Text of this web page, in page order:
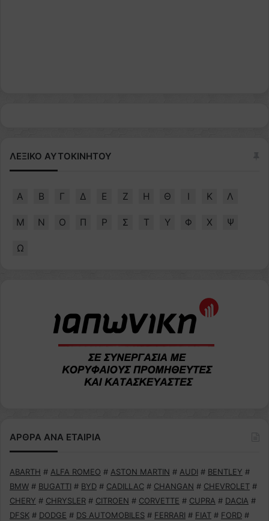
ΛΕΞΙΚΟ ΑΥΤΟΚΙΝΗΤΟΥ
Α Β Γ Δ Ε Ζ Η Θ Ι Κ Λ
Μ Ν Ο Π Ρ Σ Τ Υ Φ Χ Ψ
Ω
ΑΡΘΡΑ ΑΝΑ ΕΤΑΙΡΙΑ
ABARTH # ALFA ROMEO # ASTON MARTIN # AUDI # BENTLEY #
BMW # BUGATTI # BYD # CADILLAC # CHANGAN # CHEVROLET #
CHERY # CHRYSLER # CITROEN # CORVETTE # CUPRA # DACIA #
DFSK # DODGE # DS AUTOMOBILES # FERRARI # FIAT # FORD #